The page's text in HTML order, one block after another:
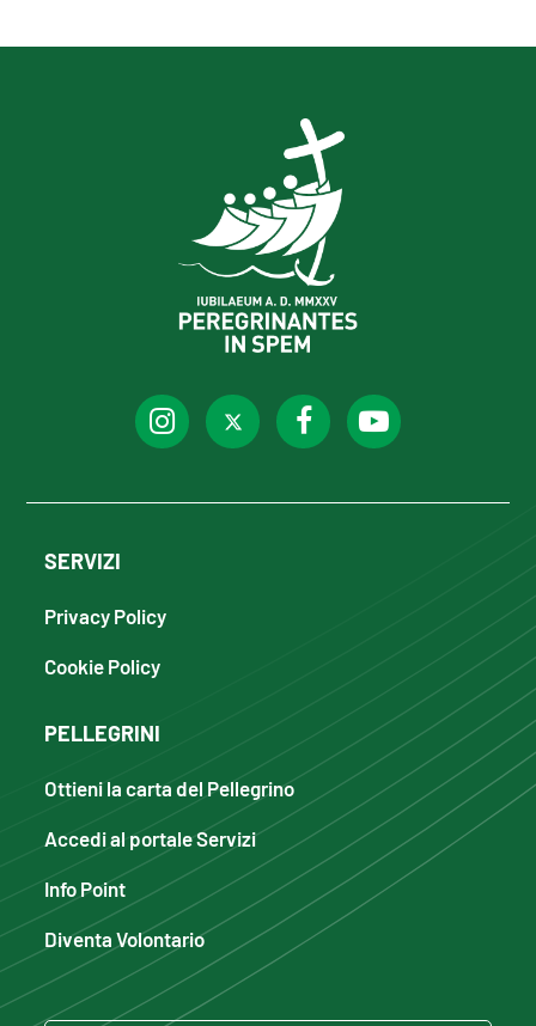
SERVIZI
Privacy Policy
Cookie Policy
PELLEGRINI
Ottieni la carta del Pellegrino
Accedi al portale Servizi
Info Point
Diventa Volontario